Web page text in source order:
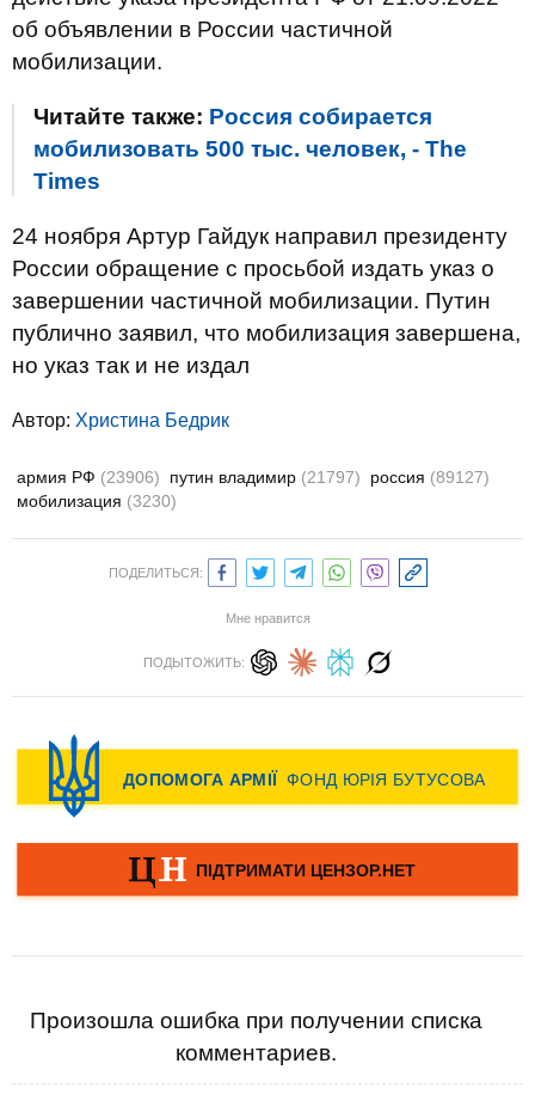
об объявлении в России частичной
мобилизации.
Читайте также: Россия собирается
мобилизовать 500 тыс. человек, - The
Times
24 ноября Артур Гайдук направил президенту
России обращение с просьбой издать указ о
завершении частичной мобилизации. Путин
публично заявил, что мобилизация завершена,
но указ так и не издал
Автор: Христина Бедрик
армия РФ (23906) путин владимир (21797) россия (89127)
мобилизация (3230)
ПОДЕЛИТЬСЯ:
Мне нравится
ПОДЫТОЖИТЬ:
Произошла ошибка при получении списка
комментариев.